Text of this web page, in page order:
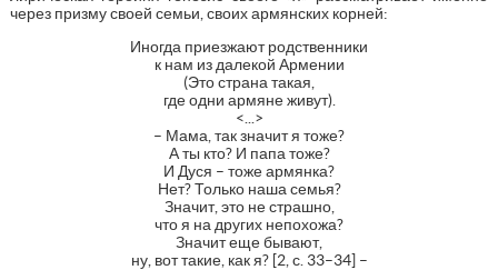
через призму своей семьи, своих армянских корней:
Иногда приезжают родственники
к нам из далекой Армении
(Это страна такая,
где одни армяне живут).
<...>
– Мама, так значит я тоже?
А ты кто? И папа тоже?
И Дуся – тоже армянка?
Нет? Только наша семья?
Значит, это не страшно,
что я на других непохожа?
Значит еще бывают,
ну, вот такие, как я? [2, с. 33–34] –